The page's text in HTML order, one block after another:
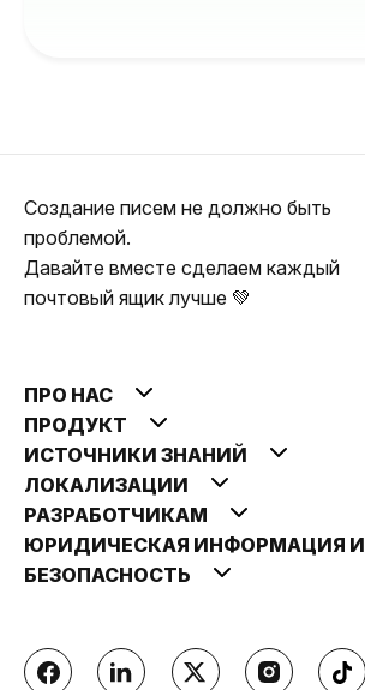
Создание писем не должно быть
проблемой.
Давайте вместе сделаем каждый
почтовый ящик лучше 💚
ПРО НАС
ПРОДУКТ
ИСТОЧНИКИ ЗНАНИЙ
ЛОКАЛИЗАЦИИ
РАЗРАБОТЧИКАМ
ЮРИДИЧЕСКАЯ ИНФОРМАЦИЯ И
БЕЗОПАСНОСТЬ